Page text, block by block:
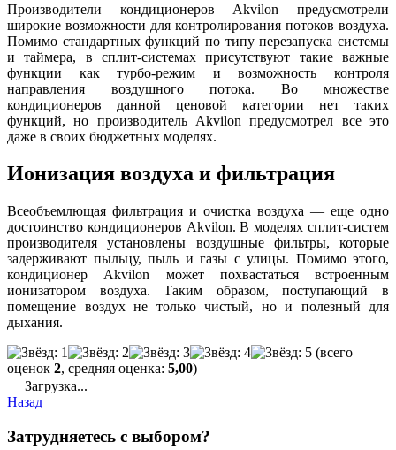
Производители кондиционеров Akvilon предусмотрели
широкие возможности для контролирования потоков воздуха.
Помимо стандартных функций по типу перезапуска системы
и таймера, в сплит-системах присутствуют такие важные
функции как турбо-режим и возможность контроля
направления воздушного потока. Во множестве
кондиционеров данной ценовой категории нет таких
функций, но производитель Akvilon предусмотрел все это
даже в своих бюджетных моделях.
Ионизация воздуха и фильтрация
Всеобъемлющая фильтрация и очистка воздуха — еще одно
достоинство кондиционеров Akvilon. В моделях сплит-систем
производителя установлены воздушные фильтры, которые
задерживают пыльцу, пыль и газы с улицы. Помимо этого,
кондиционер Akvilon может похвастаться встроенным
ионизатором воздуха. Таким образом, поступающий в
помещение воздух не только чистый, но и полезный для
дыхания.
(всего
оценок 2, средняя оценка: 5,00)
Загрузка...
Назад
Затрудняетесь с выбором?